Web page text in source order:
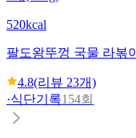
520kcal
팔도왕뚜껑 국물 라볶이
4.8(리뷰 23개)
·식단기록154회